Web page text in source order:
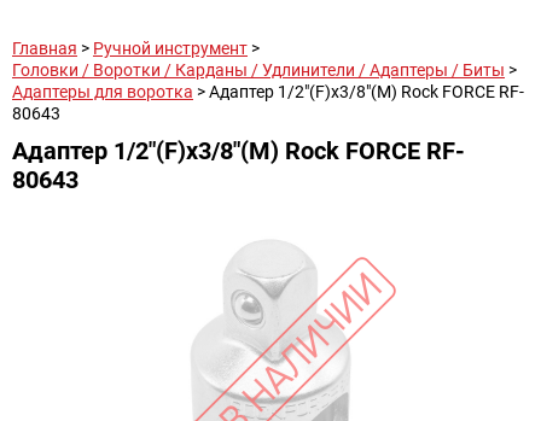
Главная > Ручной инструмент >
Головки / Воротки / Карданы / Удлинители / Адаптеры / Биты >
Адаптеры для воротка > Адаптер 1/2"(F)х3/8"(M) Rock FORCE RF-
80643
Адаптер 1/2"(F)х3/8"(M) Rock FORCE RF-
80643